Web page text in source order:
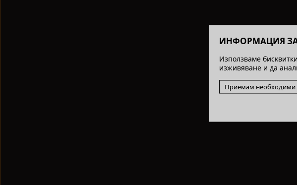
ИНФОРМАЦИЯ
Използваме
изживяване и да
Приемам необходими